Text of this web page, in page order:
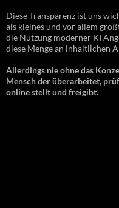
Diese Transparenz ist uns
als kleines und vor allem
die Nutzung moderner KI
diese Menge an inhaltlichen
Allerdings nie ohne das
Mensch der überarbeitet,
online stellt und freigibt.